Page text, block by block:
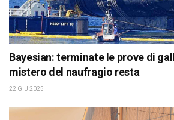
Bayesian: terminate le prove di
mistero del naufragio resta
22 GIU 2025